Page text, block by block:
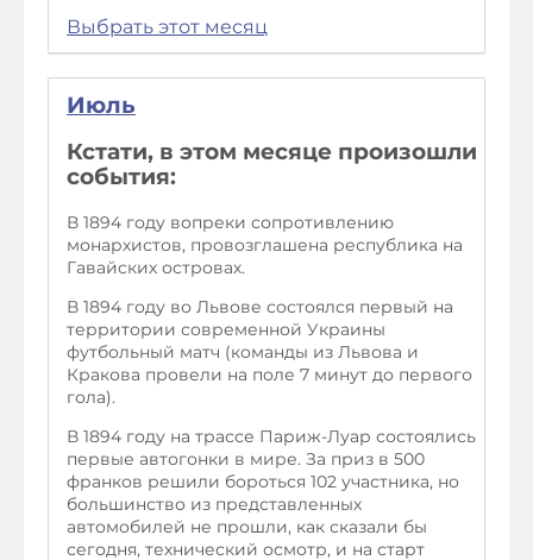
Выбрать этот месяц
Июль
Кстати, в этом месяце произошли
события:
В 1894 году вопреки сопротивлению
монархистов, провозглашена республика на
Гавайских островах.
В 1894 году во Львове состоялся первый на
территории современной Украины
футбольный матч (команды из Львова и
Кракова провели на поле 7 минут до первого
гола).
В 1894 году на трассе Париж-Луар состоялись
первые автогонки в мире. За приз в 500
франков решили бороться 102 участника, но
большинство из представленных
автомобилей не прошли, как сказали бы
сегодня, технический осмотр, и на старт